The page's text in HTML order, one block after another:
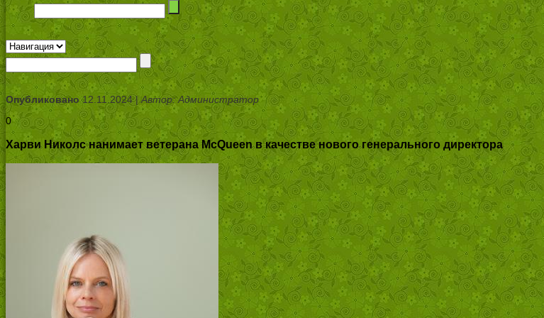
Опубликовано12.11.2024 |Автор: Администратор
0
Харви Николс нанимает ветерана McQueen в качестве нового генерального директора